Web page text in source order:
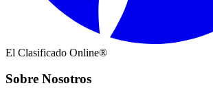
El Clasificado Online®
Sobre Nosotros